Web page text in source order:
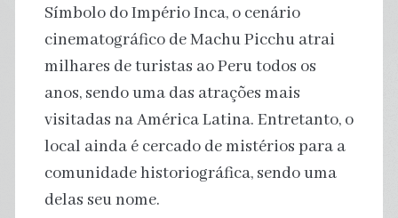
Símbolo do Império Inca, o cenário
cinematográfico de Machu Picchu atrai
milhares de turistas ao Peru todos os
anos, sendo uma das atrações mais
visitadas na América Latina. Entretanto, o
local ainda é cercado de mistérios para a
comunidade historiográfica, sendo uma
delas seu nome.